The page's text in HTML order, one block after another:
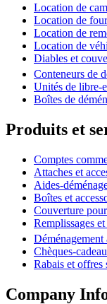
Location de
Location de
Location de
Location de
Diables et
Conteneurs de
Unités de libre-
Boîtes de
Produits et
Comptes
Attaches et
Aides-
Boîtes et
Couverture
Remplissages
Déménagement
Chèques-
Rabais et offres
Company